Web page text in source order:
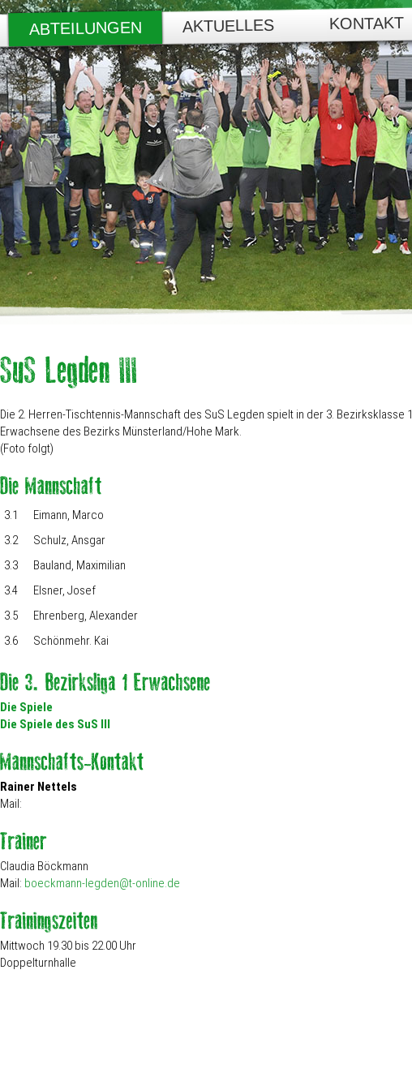
ABTEILUNGEN AKTUELLES KONTAKT
Die 2. Herren-Tischtennis-Mannschaft des SuS Legden spielt in der 3. Bezirksklasse 1
Erwachsene des Bezirks Münsterland/Hohe Mark.
(Foto folgt)
3.1
Eimann, Marco
3.2
Schulz, Ansgar
3.3
Bauland, Maximilian
3.4
Elsner, Josef
3.5
Ehrenberg, Alexander
3.6
Schönmehr. Kai
Die Spiele
Die Spiele des SuS III
Rainer Nettels
Mail:
Claudia Böckmann
Mail: boeckmann-legden@t-online.de
Mittwoch 19.30 bis 22.00 Uhr
Doppelturnhalle